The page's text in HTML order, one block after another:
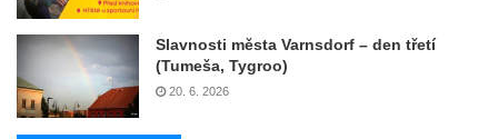
Slavnosti města Varnsdorf – den třetí
(Tumeša, Tygroo)
20. 6. 2026